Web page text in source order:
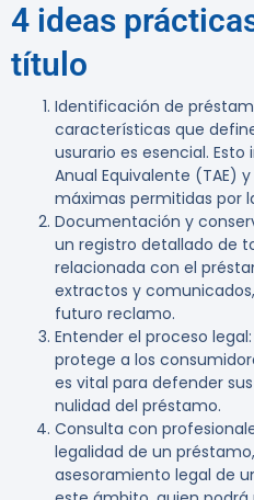
4 ideas
título
Identificación de
características que
usurario es esencial.
Anual Equivalente (TAE)
máximas permitidas por
Documentación y
un registro detallado de
relacionada con el
extractos y
futuro reclamo.
Entender el proceso legal:
protege a los
es vital para defender
nulidad del préstamo.
Consulta con
legalidad de un
asesoramiento legal de